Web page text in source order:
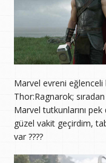
Marvel evreni
Thor:Ragnarok;
Marvel tutkunlarını
güzel vakit geçirdim,
var ????